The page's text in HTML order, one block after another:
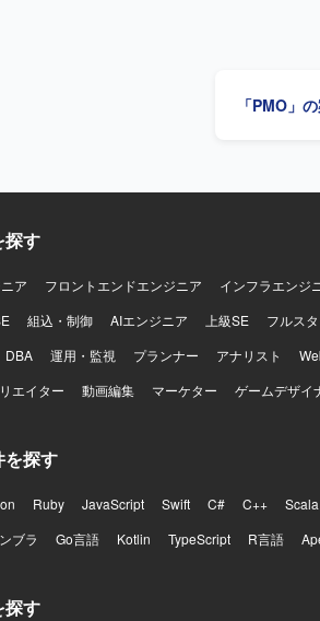
善まで幅広く担当してい
K3sなど
OS：Linux
「PMO」
探す
ア フロントエンドエンジニア インフラエンジ
組込・制御 AIエンジニア 上級SE フルス
DBA 運用・監視 プランナー アナリスト
エイター 動画編集 マーケター ゲームデザイ
を探す
Ruby JavaScript Swift C# C++ Scala
ブラ Go言語 Kotlin TypeScript R言語
探す